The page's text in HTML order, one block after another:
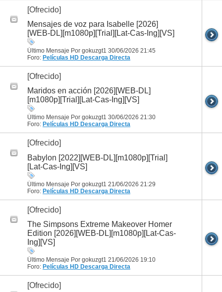
[Ofrecido]
Mensajes de voz para Isabelle [2026]
[WEB-DL][m1080p][Trial][Lat-Cas-Ing][VS]
Último Mensaje Por gokuzgt1 30/06/2026 21:45
Foro: Películas HD Descarga Directa
[Ofrecido]
Maridos en acción [2026][WEB-DL]
[m1080p][Trial][Lat-Cas-Ing][VS]
Último Mensaje Por gokuzgt1 30/06/2026 21:30
Foro: Películas HD Descarga Directa
[Ofrecido]
Babylon [2022][WEB-DL][m1080p][Trial]
[Lat-Cas-Ing][VS]
Último Mensaje Por gokuzgt1 21/06/2026 21:29
Foro: Películas HD Descarga Directa
[Ofrecido]
The Simpsons Extreme Makeover Homer
Edition [2026][WEB-DL][m1080p][Lat-Cas-
Ing][VS]
Último Mensaje Por gokuzgt1 21/06/2026 19:10
Foro: Películas HD Descarga Directa
[Ofrecido]